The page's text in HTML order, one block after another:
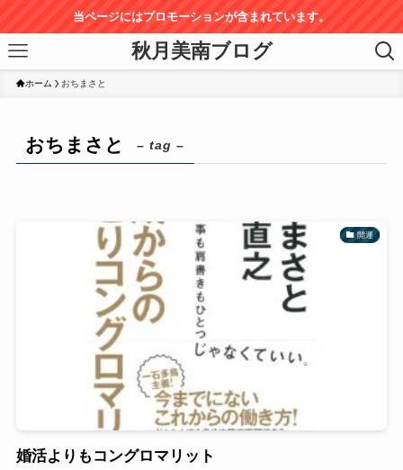
当ページにはプロモーションが含まれています。
秋月美南ブログ
ホーム おちまさと
おちまさと – tag –
開運
婚活よりもコングロマリット